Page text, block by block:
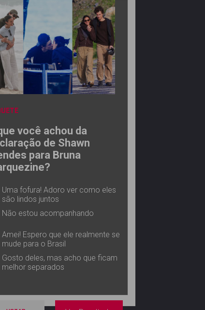
você achou da
de Shawn
para Bruna
Uma fofura! Adoro ver como eles
são lindos juntos
Não estou acompanhando
Amei! Espero que ele realmente se
mude para o Brasil
Gosto deles, mas acho que ficam
melhor separados